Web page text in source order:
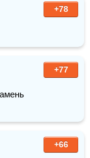
+78
+77
+66